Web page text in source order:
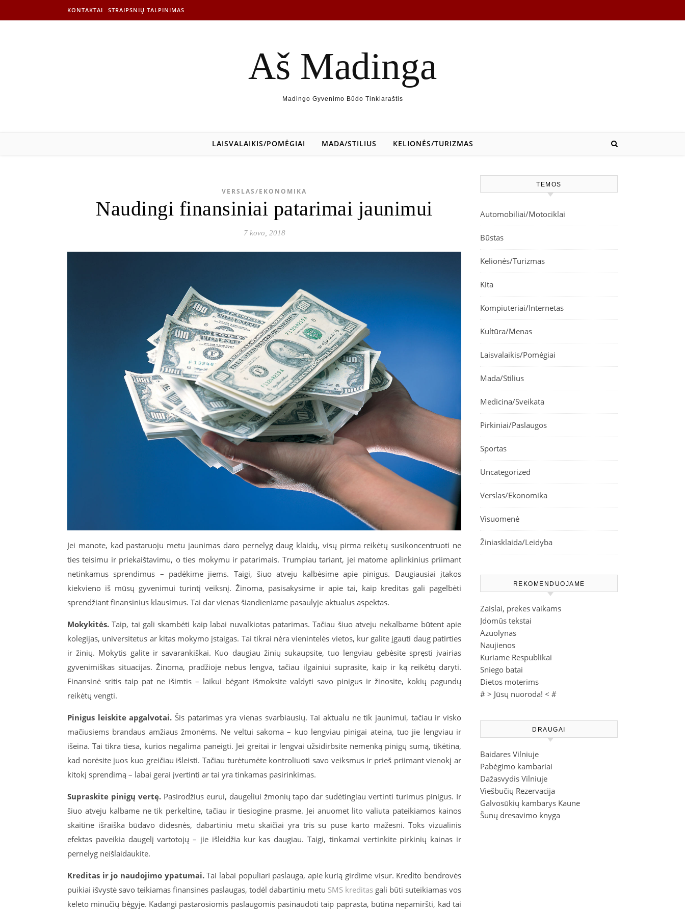
KONTAKTAI STRAIPSNIŲ TALPINIMAS
Aš Madinga
Madingo Gyvenimo Būdo Tinklaraštis
LAISVALAIKIS/POMĖGIAI MADA/STILIUS KELIONĖS/TURIZMAS
VERSLAS/EKONOMIKA
Naudingi finansiniai patarimai jaunimui
7 kovo, 2018
Jei manote, kad pastaruoju metu jaunimas daro pernelyg daug klaidų, visų pirma reikėtų susikoncentruoti ne
ties teisimu ir priekaištavimu, o ties mokymu ir patarimais. Trumpiau tariant, jei matome aplinkinius priimant
netinkamus sprendimus – padėkime jiems. Taigi, šiuo atveju kalbėsime apie pinigus. Daugiausiai įtakos
kiekvieno iš mūsų gyvenimui turintį veiksnį. Žinoma, pasisakysime ir apie tai, kaip kreditas gali pagelbėti
sprendžiant finansinius klausimus. Tai dar vienas šiandieniame pasaulyje aktualus aspektas.
Mokykitės. Taip, tai gali skambėti kaip labai nuvalkiotas patarimas. Tačiau šiuo atveju nekalbame būtent apie
kolegijas, universitetus ar kitas mokymo įstaigas. Tai tikrai nėra vienintelės vietos, kur galite įgauti daug patirties
ir žinių. Mokytis galite ir savarankiškai. Kuo daugiau žinių sukaupsite, tuo lengviau gebėsite spręsti įvairias
gyvenimiškas situacijas. Žinoma, pradžioje nebus lengva, tačiau ilgainiui suprasite, kaip ir ką reikėtų daryti.
Finansinė sritis taip pat ne išimtis – laikui bėgant išmoksite valdyti savo pinigus ir žinosite, kokių pagundų
reikėtų vengti.
Pinigus leiskite apgalvotai. Šis patarimas yra vienas svarbiausių. Tai aktualu ne tik jaunimui, tačiau ir visko
mačiusiems brandaus amžiaus žmonėms. Ne veltui sakoma – kuo lengviau pinigai ateina, tuo jie lengviau ir
išeina. Tai tikra tiesa, kurios negalima paneigti. Jei greitai ir lengvai užsidirbsite nemenką pinigų sumą, tikėtina,
kad norėsite juos kuo greičiau išleisti. Tačiau turėtumėte kontroliuoti savo veiksmus ir prieš priimant vienokį ar
kitokį sprendimą – labai gerai įvertinti ar tai yra tinkamas pasirinkimas.
Supraskite pinigų vertę.Pasirodžius eurui, daugeliui žmonių tapo dar sudėtingiau vertinti turimus pinigus. Ir
šiuo atveju kalbame ne tik perkeltine, tačiau ir tiesiogine prasme. Jei anuomet lito valiuta pateikiamos kainos
skaitine išraiška būdavo didesnės, dabartiniu metu skaičiai yra tris su puse karto mažesni. Toks vizualinis
efektas paveikia daugelį vartotojų – jie išleidžia kur kas daugiau. Taigi, tinkamai vertinkite pirkinių kainas ir
pernelyg neišlaidaukite.
Kreditas ir jo naudojimo ypatumai.Tai labai populiari paslauga, apie kurią girdime visur. Kredito bendrovės
puikiai išvystė savo teikiamas finansines paslaugas, todėl dabartiniu metu SMS kreditas gali būti suteikiamas vos
keleto minučių bėgyje. Kadangi pastarosiomis paslaugomis pasinaudoti taip paprasta, būtina nepamiršti, kad tai
TEMOS
Automobiliai/Motociklai
Būstas
Kelionės/Turizmas
Kita
Kompiuteriai/Internetas
Kultūra/Menas
Laisvalaikis/Pomėgiai
Mada/Stilius
Medicina/Sveikata
Pirkiniai/Paslaugos
Sportas
Uncategorized
Verslas/Ekonomika
Visuomenė
Žiniasklaida/Leidyba
REKOMENDUOJAME
Zaislai, prekes vaikams
Įdomūs tekstai
Azuolynas
Naujienos
Kuriame Respublikai
Sniego batai
Dietos moterims
# > Jūsų nuoroda! < #
DRAUGAI
Baidares Vilniuje
Pabėgimo kambariai
Dažasvydis Vilniuje
Viešbučių Rezervacija
Galvosūkių kambarys Kaune
Šunų dresavimo knyga